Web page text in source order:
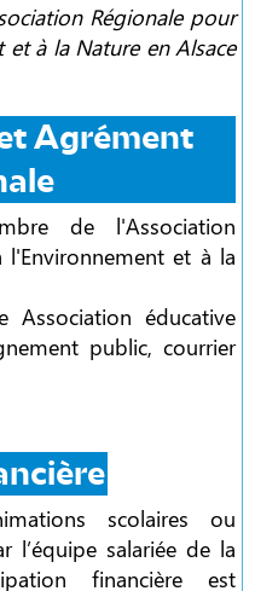
Régionale pour
à la Nature en Alsace
Agrément
de l'Association
et à la
Association éducative
public, courrier
scolaires ou
l’équipe salariée de la
financière est